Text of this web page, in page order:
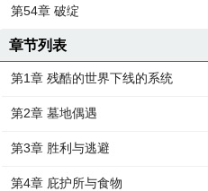
第54章 破绽
章节列表
第1章 残酷的世界下线的系统
第2章 墓地偶遇
第3章 胜利与逃避
第4章 庇护所与食物